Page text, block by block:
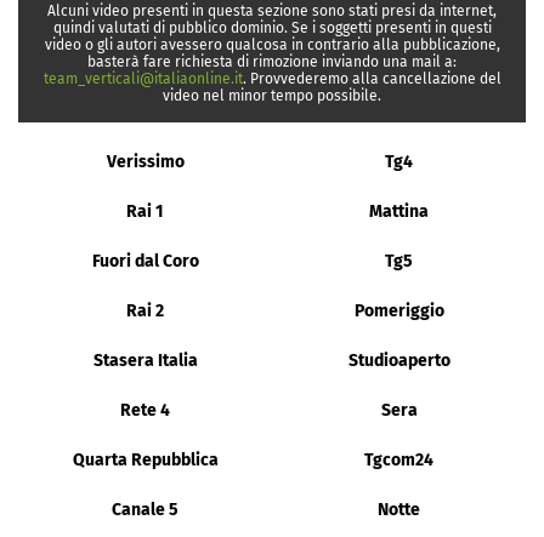
Alcuni video presenti in questa sezione sono stati presi da internet,
quindi valutati di pubblico dominio. Se i soggetti presenti in questi
video o gli autori avessero qualcosa in contrario alla pubblicazione,
basterà fare richiesta di rimozione inviando una mail a:
team_verticali@italiaonline.it. Provvederemo alla cancellazione del
video nel minor tempo possibile.
Verissimo Tg4
Rai 1 Mattina
Fuori dal Coro Tg5
Rai 2 Pomeriggio
Stasera Italia Studioaperto
Rete 4 Sera
Quarta Repubblica Tgcom24
Canale 5 Notte